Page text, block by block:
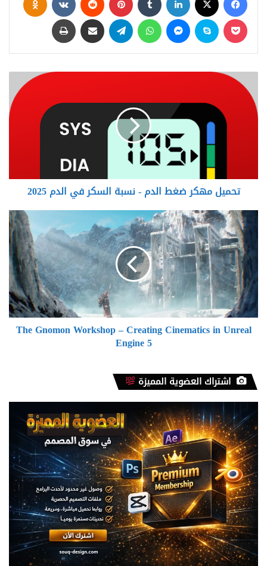
‫Pocket
سكايب ماسنجر واتساب تيلقرام مشاركة عبر البريد طباعة
تحميل
مهكر
ضغط
الدم
الدم
تحميل مهكر ضغط الدم - نسبة السكر في الدم 2025
The
Gnomon
Workshop
Creating
Cinematics
in
Unreal
Engine
The Gnomon Workshop – Creating Cinematics in Unreal
Engine 5
اشتراك العضوية المميزة